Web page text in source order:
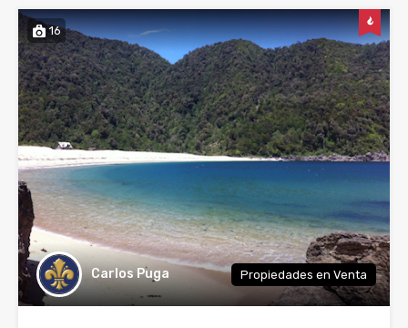
16
Carlos Puga Propiedades en Venta